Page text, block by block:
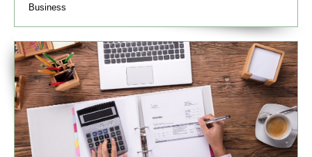
Business